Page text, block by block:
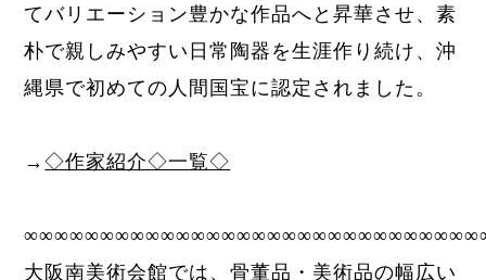
てバリエーション豊かな作品へと昇華させ、素
朴で親しみやすい日常陶器を生涯作り続け、沖
縄県で初めての人間国宝に認定されました。
→◇作家紹介◇一覧◇
大阪南美術会館では、骨董品・美術品の幅広い